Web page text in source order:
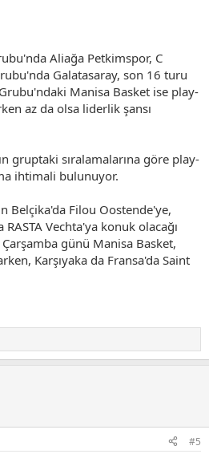
Aliağa Petkimspor, C
Galatasaray, son 16 turu
Manisa Basket ise play-
az da olsa liderlik şansı
gruptaki sıralamalarına göre play-
ihtimali bulunuyor.
Belçika'da Filou Oostende'ye,
Vechta'ya konuk olacağı
günü Manisa Basket,
Karşıyaka da Fransa'da Saint
#5